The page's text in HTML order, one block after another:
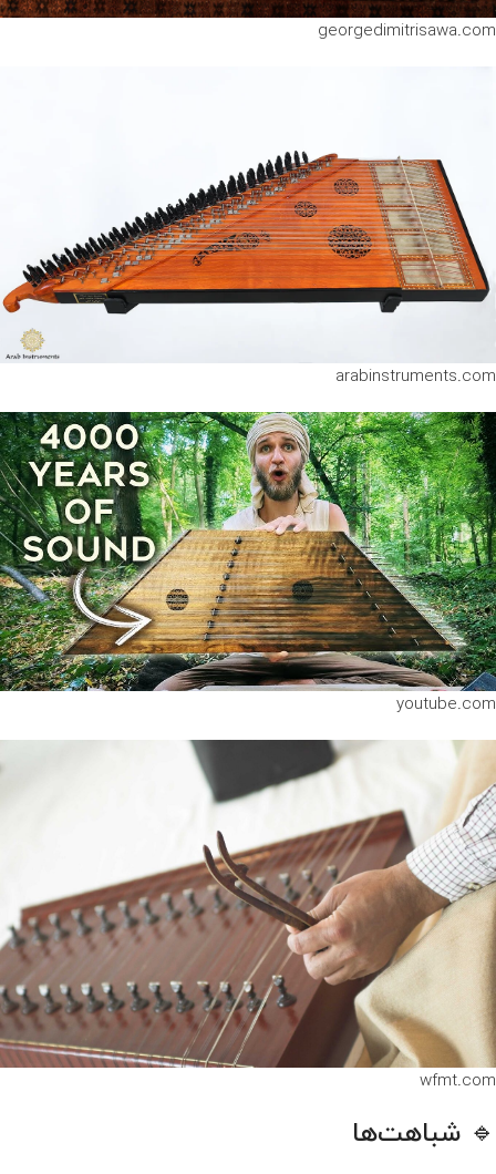
georgedimitrisawa.com
arabinstruments.com
youtube.com
wfmt.com
🔹 شباهت‌ها